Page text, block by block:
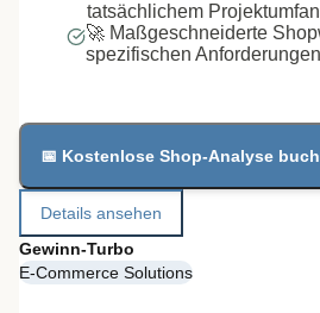
tatsächlichem
🚀 Maßgeschneiderte
spezifischen Anforderungen
📅 Kostenlose Shop-Analyse
Details ansehen
Gewinn-Turbo
E-Commerce Solutions